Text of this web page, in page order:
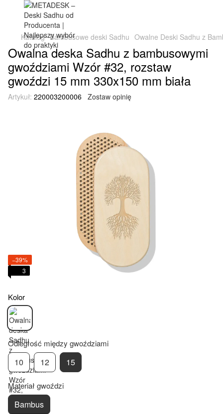
Katalog Bambusowe deski Sadhu Owalne Deski Sadhu z
Owalna deska Sadhu z bambusowymi
gwoździami Wzór #32, rozstaw
gwoździ 15 mm 330x150 mm biała
Artykuł: 220003200006 Zostaw opinię
−39%
3
Kolor
Odległość między gwoździami
10 12 15
Materiał gwoździ
Bambus